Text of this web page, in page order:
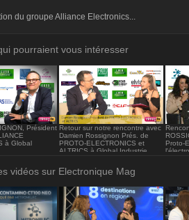
iframe>
du groupe Alliance Electronics...
pourraient vous intéresser
Président
à Global
Retour sur notre rencontre avec
Damien Rossignon Prés. de
PROTO-ELECTRONICS et
ALTRICS à Global Industrie
Proto-
vidéos sur Electronique Mag